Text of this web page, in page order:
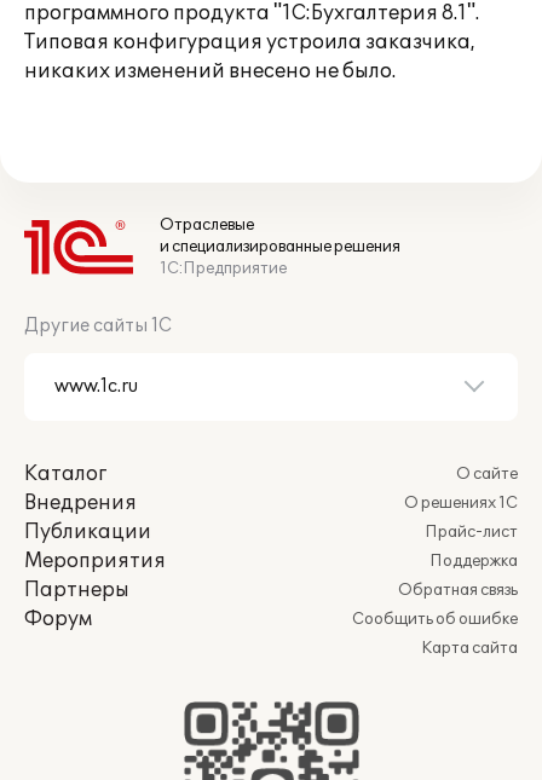
программного продукта "1С:Бухгалтерия 8.1".
Типовая конфигурация устроила заказчика,
никаких изменений внесено не было.
Отраслевые
и специализированные решения
1С:Предприятие
Другие сайты 1С
Каталог
Внедрения
Публикации
Мероприятия
Партнеры
Форум
О сайте
О решениях 1С
Прайс-лист
Поддержка
Обратная связь
Сообщить об ошибке
Карта сайта